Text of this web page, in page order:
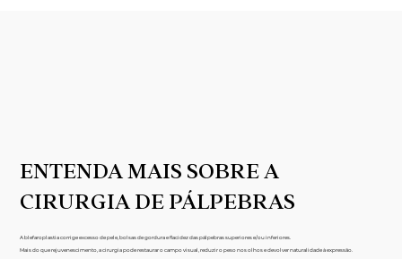
ENTENDA MAIS SOBRE A
CIRURGIA DE PÁLPEBRAS
A blefaroplastia corrige excesso de pele, bolsas de gordura e flacidez das pálpebras superiores e/ou inferiores.
Mais do que rejuvenescimento, a cirurgia pode restaurar o campo visual, reduzir o peso nos olhos e devolver naturalidade à expressão.